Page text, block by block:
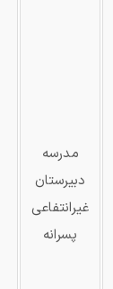
مدرسه
دبیرستان
غیرانتفاعی
پسرانه